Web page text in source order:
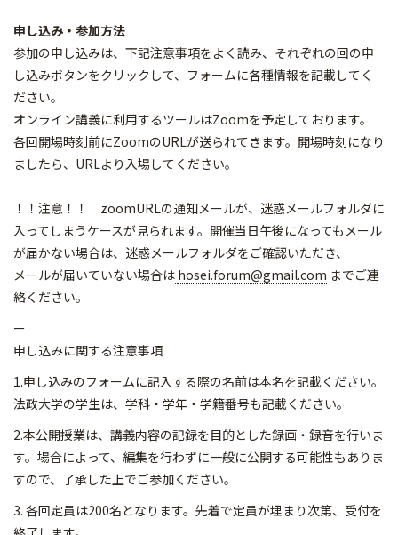
申し込み・参加方法
参加の申し込みは、下記注意事項をよく読み、それぞれの回の申
し込みボタンをクリックして、フォームに各種情報を記載してく
ださい。
オンライン講義に利用するツールはZoomを予定しております。
各回開場時刻前にZoomのURLが送られてきます。開場時刻になり
ましたら、URLより入場してください。
！！注意！！ zoomURLの通知メールが、 迷惑メールフォルダに
入ってしまうケースが見られます。 開催当日午後になってもメール
が届かない場合は、 迷惑メールフォルダをご確認いただき、
メールが届いていない場合は hosei.forum@gmail.com までご連
絡ください。
ー
申し込みに関する注意事項
1.申し込みのフォームに記入する際の名前は本名を記載ください。
法政大学の学生は、学科・学年・学籍番号も記載ください。
2.本公開授業は、講義内容の記録を目的とした録画・録音を行いま
す。場合によって、編集を行わずに一般に公開する可能性もありま
すので、了承した上でご参加ください。
3. 各回定員は200名となります。先着で定員が埋まり次第、受付を